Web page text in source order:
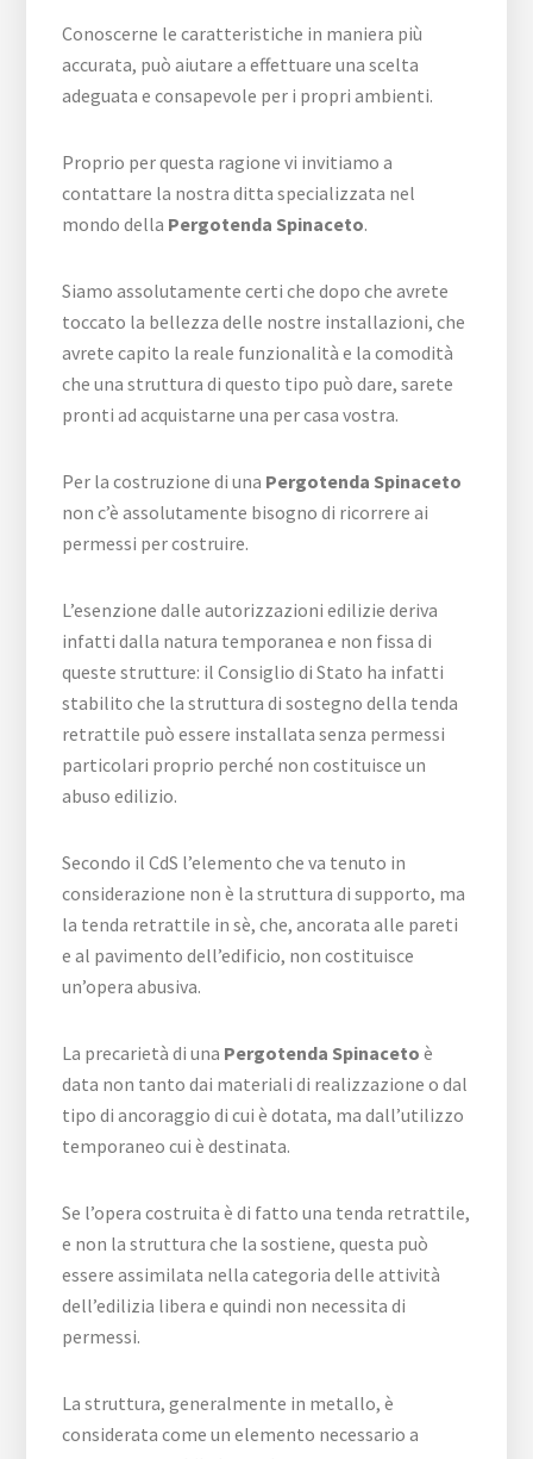
Conoscerne le caratteristiche in maniera più
accurata, può aiutare a effettuare una scelta
adeguata e consapevole per i propri ambienti.
Proprio per questa ragione vi invitiamo a
contattare la nostra ditta specializzata nel
mondo della Pergotenda Spinaceto.
Siamo assolutamente certi che dopo che avrete
toccato la bellezza delle nostre installazioni, che
avrete capito la reale funzionalità e la comodità
che una struttura di questo tipo può dare, sarete
pronti ad acquistarne una per casa vostra.
Per la costruzione di una Pergotenda Spinaceto
non c’è assolutamente bisogno di ricorrere ai
permessi per costruire.
L’esenzione dalle autorizzazioni edilizie deriva
infatti dalla natura temporanea e non fissa di
queste strutture: il Consiglio di Stato ha infatti
stabilito che la struttura di sostegno della tenda
retrattile può essere installata senza permessi
particolari proprio perché non costituisce un
abuso edilizio.
Secondo il CdS l’elemento che va tenuto in
considerazione non è la struttura di supporto, ma
la tenda retrattile in sè, che, ancorata alle pareti
e al pavimento dell’edificio, non costituisce
un’opera abusiva.
La precarietà di una Pergotenda Spinaceto è
data non tanto dai materiali di realizzazione o dal
tipo di ancoraggio di cui è dotata, ma dall’utilizzo
temporaneo cui è destinata.
Se l’opera costruita è di fatto una tenda retrattile,
e non la struttura che la sostiene, questa può
essere assimilata nella categoria delle attività
dell’edilizia libera e quindi non necessita di
permessi.
La struttura, generalmente in metallo, è
considerata come un elemento necessario a